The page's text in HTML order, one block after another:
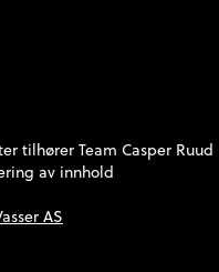
tilhører Team Casper Ruud
av innhold
AS